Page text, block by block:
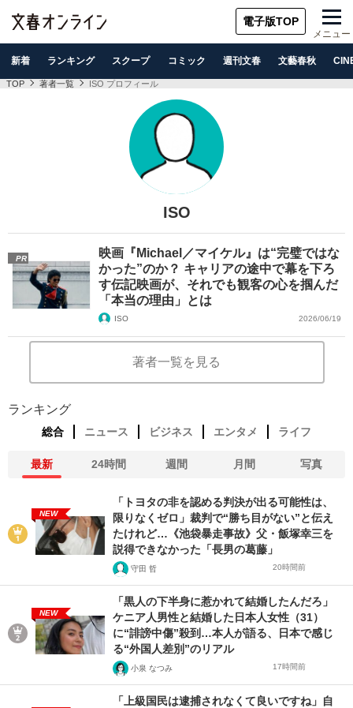
電子版TOP
メニュー
新着 ランキング スクープ コミック 週刊文春 文藝春秋
TOP 著者一覧 ISO プロフィール
ISO
PR
映画『Michael／マイケル』は“完璧ではな
かった”のか？ キャリアの途中で幕を下ろ
す伝記映画が、それでも観客の心を掴んだ
「本当の理由」とは
ISO 2026/06/19
著者一覧を見る
ランキング
総合 ニュース ビジネス エンタメ ライフ
最新 24時間 週間 月間 写真
NEW
「トヨタの非を認める判決が出る可能性は、
限りなくゼロ」裁判で“勝ち目がない”と伝え
たけれど…《池袋暴走事故》父・飯塚幸三を
説得できなかった「長男の葛藤」
守田 哲 20時間前
NEW
「黒人の下半身に惹かれて結婚したんだろ」
ケニア人男性と結婚した日本人女性（31）
に“誹謗中傷”殺到…本人が語る、日本で感じ
る“外国人差別”のリアル
小泉 なつみ 17時間前
「上級国民は逮捕されなくて良いですね」自